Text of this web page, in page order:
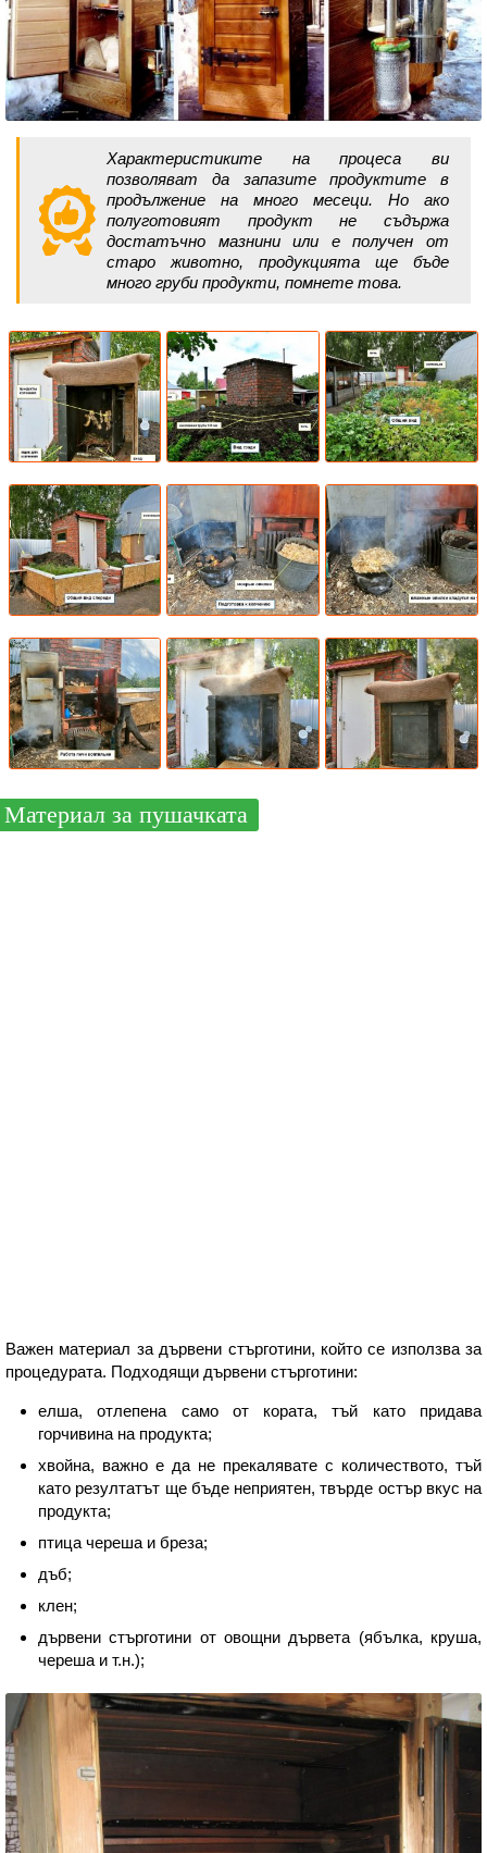
Характеристиките на процеса ви
позволяват да запазите продуктите в
продължение на много месеци. Но ако
полуготовият продукт не съдържа
достатъчно мазнини или е получен от
старо животно, продукцията ще бъде
много груби продукти, помнете това.
Материал за пушачката
Важен материал за дървени стърготини, който се използва за
процедурата. Подходящи дървени стърготини:
елша, отлепена само от кората, тъй като придава
горчивина на продукта;
хвойна, важно е да не прекалявате с количеството, тъй
като резултатът ще бъде неприятен, твърде остър вкус на
продукта;
птица череша и бреза;
дъб;
клен;
дървени стърготини от овощни дървета (ябълка, круша,
череша и т.н.);